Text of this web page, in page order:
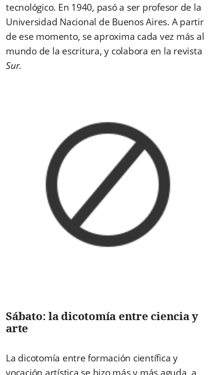
tecnológico. En 1940, pasó a ser profesor de la
Universidad Nacional de Buenos Aires. A partir
de ese momento, se aproxima cada vez más al
mundo de la escritura, y colabora en la revista
Sur.
Sábato: la dicotomía entre ciencia y
arte
La dicotomía entre formación científica y
vocación artística se hizo más y más aguda, a